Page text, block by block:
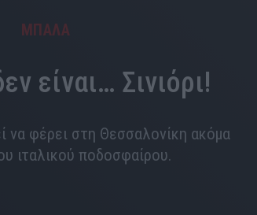
ΜΠΑΛΑ
είναι… Σινιόρι!
να φέρει στη Θεσσαλονίκη ακόμα
ιταλικού ποδοσφαίρου.